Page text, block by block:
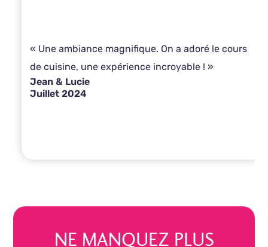
« Une ambiance magnifique. On a adoré le cours
de cuisine, une expérience incroyable ! »
Jean & Lucie
Juillet 2024
NE MANQUEZ PLUS